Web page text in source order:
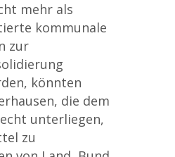
mehr als
kommunale
zur
könnten
die dem
unterliegen,
zu